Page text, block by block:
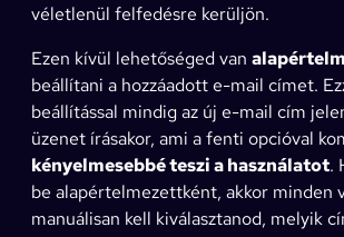
véletlenül felfedésre kerüljön.
Ezen kívül lehetőséged van
beállítani a hozzáadott e-mail címet.
beállítással mindig az új e-mail cím
üzenet írásakor, ami a fenti opcióval
kényelmesebbé teszi a használatot.
be alapértelmezettként, akkor minden
manuálisan kell kiválasztanod, melyik